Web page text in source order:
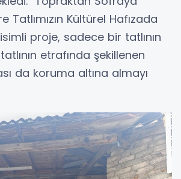
Tatlımızın Kültürel Hafızada
proje, sadece bir tatlının
etrafında şekillenen
da koruma altına almayı